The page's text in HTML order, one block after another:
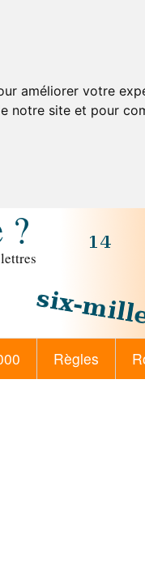
améliorer votre
notre site et pour
Règles